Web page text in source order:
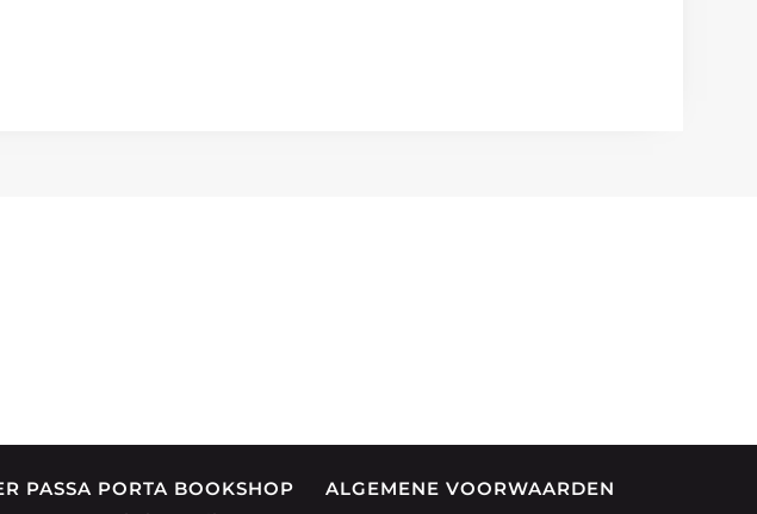
PASSA PORTA BOOKSHOP
ALGEMENE VOORWAARDEN